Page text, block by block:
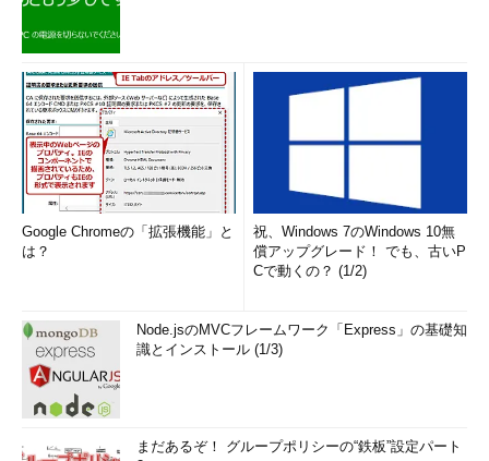
Google Chromeの「拡張機能」と
は？
祝、Windows 7のWindows 10無
償アップグレード！ でも、古いP
Cで動くの？ (1/2)
Node.jsのMVCフレームワーク「Express」の基礎知
識とインストール (1/3)
まだあるぞ！ グループポリシーの“鉄板”設定パート